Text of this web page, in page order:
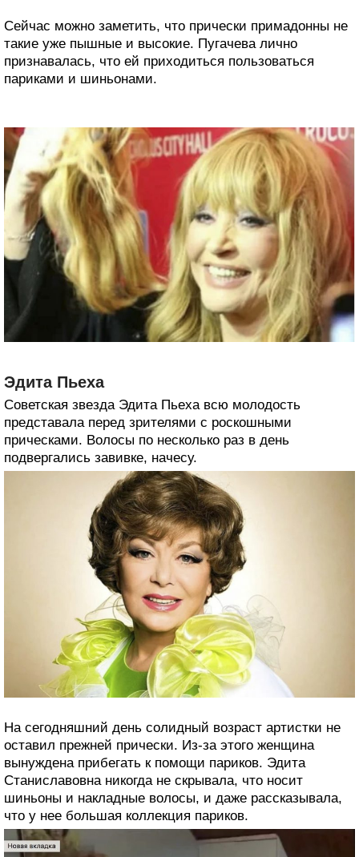
Сейчас можно заметить, что прически примадонны не
такие уже пышные и высокие. Пугачева лично
признавалась, что ей приходиться пользоваться
париками и шиньонами.
Эдита Пьеха
Советская звезда Эдита Пьеха всю молодость
представала перед зрителями с роскошными
прическами. Волосы по несколько раз в день
подвергались завивке, начесу.
На сегодняшний день солидный возраст артистки не
оставил прежней прически. Из-за этого женщина
вынуждена прибегать к помощи париков. Эдита
Станиславовна никогда не скрывала, что носит
шиньоны и накладные волосы, и даже рассказывала,
что у нее большая коллекция париков.